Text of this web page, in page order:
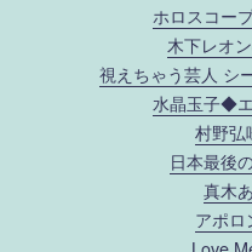
ホロスコー
木下レオ
視えちゃう芸人 シ
水晶玉子◆
村野弘
日本最後
真木
アポロ